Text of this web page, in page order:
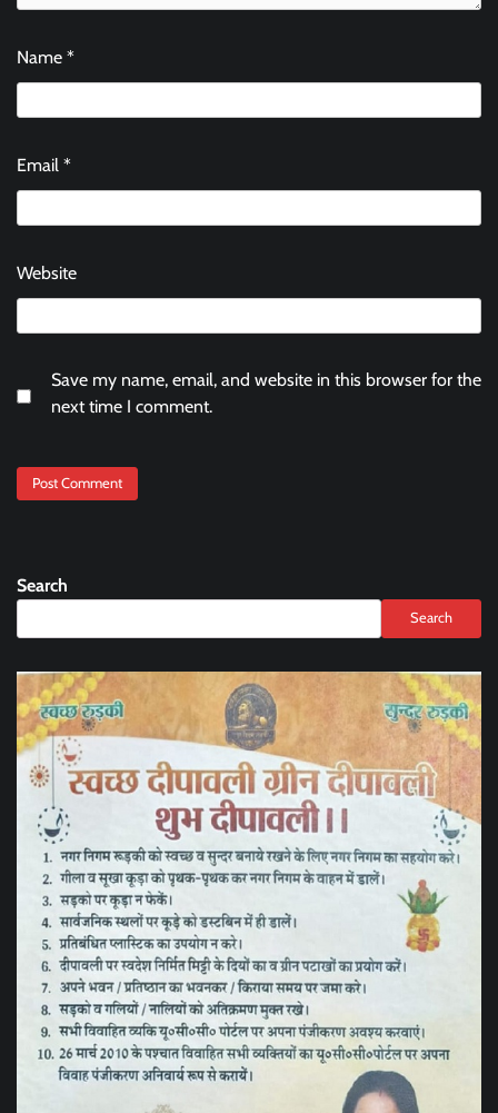
Name *
Email *
Website
Save my name, email, and website in this browser for the
next time I comment.
Search
Search